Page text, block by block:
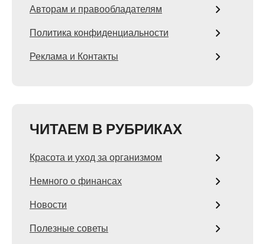
Авторам и правообладателям
Политика конфиденциальности
Реклама и Контакты
ЧИТАЕМ В РУБРИКАХ
Красота и уход за организмом
Немного о финансах
Новости
Полезные советы